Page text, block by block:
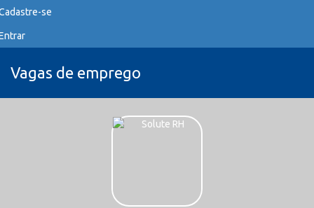
se
Vagas de emprego